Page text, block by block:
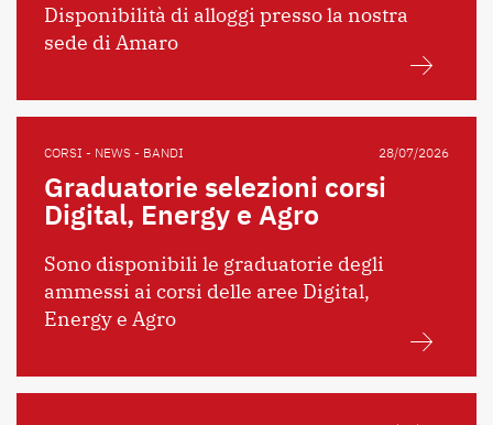
Disponibilità di alloggi presso la nostra
sede di Amaro
CORSI - NEWS - BANDI 28/07/2026
Graduatorie selezioni corsi
Digital, Energy e Agro
Sono disponibili le graduatorie degli
ammessi ai corsi delle aree Digital,
Energy e Agro